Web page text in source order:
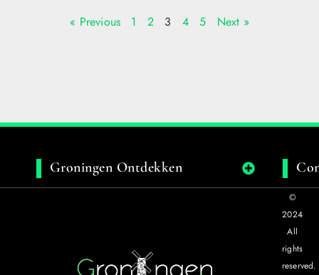
« Previous 1 2 3 4 5 Next »
Groningen Ontdekken
©
2024
All
rights
reserved.